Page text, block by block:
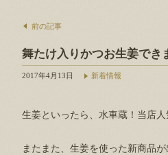
前の記事
舞たけ入りかつお生姜でき
2017年4月13日 新着情報
生姜といったら、水車蔵！当店人
またまた、生姜を使った新商品が